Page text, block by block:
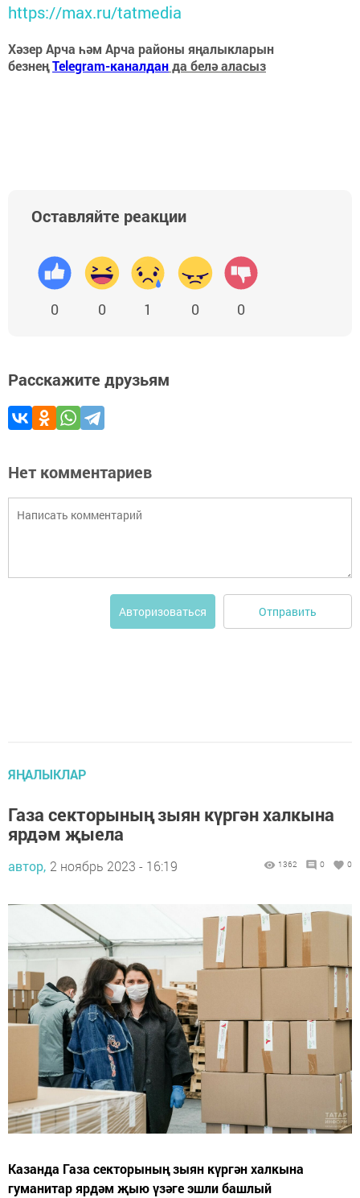
https://max.ru/tatmedia
Хәзер Арча һәм Арча районы яңалыкларын
безнеңTelegram-каналданда белә аласыз
Оставляйте реакции
0 0 1 0 0
Расскажите друзьям
Нет комментариев
Авторизоваться Отправить
ЯҢАЛЫКЛАР
Газа секторының зыян күргән халкына
ярдәм җыела
автор, 2 ноябрь 2023 - 16:19 1362 0 0
Казанда Газа секторының зыян күргән халкына
гуманитар ярдәм җыю үзәге эшли башлый